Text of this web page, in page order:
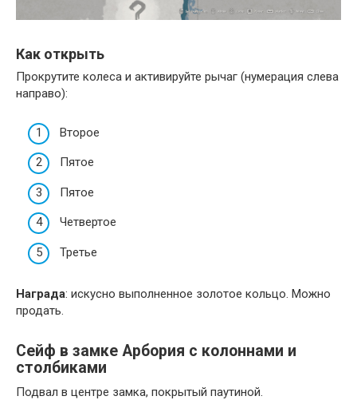
Как открыть
Прокрутите колеса и активируйте рычаг (нумерация слева
направо):
Второе
Пятое
Пятое
Четвертое
Третье
Награда: искусно выполненное золотое кольцо. Можно
продать.
Сейф в замке Арбория с колоннами и
столбиками
Подвал в центре замка, покрытый паутиной.